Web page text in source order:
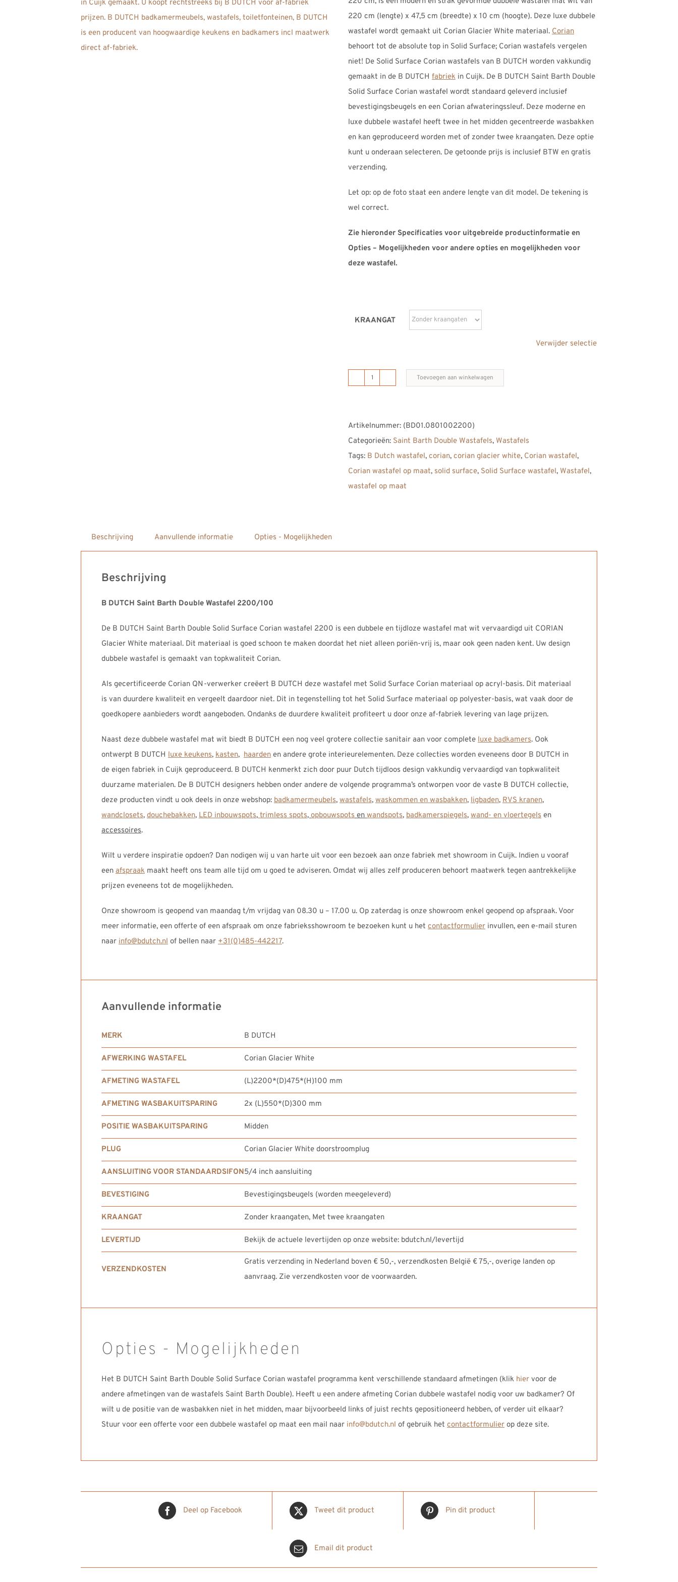
220 cm (lengte) x 47,5 cm (breedte) x 10 cm (hoogte). Deze luxe dubbele
wastafel wordt gemaakt uit Corian Glacier White materiaal. Corian
behoort tot de absolute top in Solid Surface; Corian wastafels vergelen
niet! De Solid Surface Corian wastafels van B DUTCH worden vakkundig
gemaakt in de B DUTCH fabriek in Cuijk. De B DUTCH Saint Barth Double
Solid Surface Corian wastafel wordt standaard geleverd inclusief
bevestigingsbeugels en een Corian afwateringssleuf. Deze moderne en
luxe dubbele wastafel heeft twee in het midden gecentreerde wasbakken
en kan geproduceerd worden met of zonder twee kraangaten. Deze optie
kunt u onderaan selecteren. De getoonde prijs is inclusief BTW en gratis
verzending.
Let op: op de foto staat een andere lengte van dit model. De tekening is
wel correct.
Zie hieronder Specificaties voor uitgebreide productinformatie en
Opties – Mogelijkheden voor andere opties en mogelijkheden voor
deze wastafel.
KRAANGAT
Verwijder selectie
B
Barth
Double
Solid
Surface
Corian
Toevoegen aan winkelwagen
Artikelnummer: (BD01.0801002200)
Categorieën: Saint Barth Double Wastafels, Wastafels
Tags: B Dutch wastafel, corian, corian glacier white, Corian wastafel,
Corian wastafel op maat, solid surface, Solid Surface wastafel, Wastafel,
wastafel op maat
Beschrijving Aanvullende informatie Opties - Mogelijkheden
Beschrijving
B DUTCH Saint Barth Double Wastafel 2200/100
De B DUTCH Saint Barth Double Solid Surface Corian wastafel 2200 is een dubbele en tijdloze wastafel mat wit vervaardigd uit CORIAN
Glacier White materiaal. Dit materiaal is goed schoon te maken doordat het niet alleen poriën-vrij is, maar ook geen naden kent. Uw design
dubbele wastafel is gemaakt van topkwaliteit Corian.
Als gecertificeerde Corian QN-verwerker creëert B DUTCH deze wastafel met Solid Surface Corian materiaal op acryl-basis. Dit materiaal
is van duurdere kwaliteit en vergeelt daardoor niet. Dit in tegenstelling tot het Solid Surface materiaal op polyester-basis, wat vaak door de
goedkopere aanbieders wordt aangeboden. Ondanks de duurdere kwaliteit profiteert u door onze af-fabriek levering van lage prijzen.
Naast deze dubbele wastafel mat wit biedt B DUTCH een nog veel grotere collectie sanitair aan voor complete luxe badkamers. Ook
ontwerpt B DUTCH luxe keukens, kasten, haarden en andere grote interieurelementen. Deze collecties worden eveneens door B DUTCH in
de eigen fabriek in Cuijk geproduceerd. B DUTCH kenmerkt zich door puur Dutch tijdloos design vakkundig vervaardigd van topkwaliteit
duurzame materialen. De B DUTCH designers hebben onder andere de volgende programma’s ontworpen voor de vaste B DUTCH collectie,
deze producten vindt u ook deels in onze webshop: badkamermeubels, wastafels, waskommen en wasbakken, ligbaden, RVS kranen,
wandclosets, douchebakken, LED inbouwspots,trimless spots,opbouwspotsenwandspots, badkamerspiegels, wand- en vloertegels en
accessoires.
Wilt u verdere inspiratie opdoen? Dan nodigen wij u van harte uit voor een bezoek aan onze fabriek met showroom in Cuijk. Indien u vooraf
een afspraak maakt heeft ons team alle tijd om u goed te adviseren. Omdat wij alles zelf produceren behoort maatwerk tegen aantrekkelijke
prijzen eveneens tot de mogelijkheden.
Onze showroom is geopend van maandag t/m vrijdag van 08.30 u – 17.00 u. Op zaterdag is onze showroom enkel geopend op afspraak. Voor
meer informatie, een offerte of een afspraak om onze fabrieksshowroom te bezoeken kunt u het contactformulier invullen, een e-mail sturen
naar info@bdutch.nl of bellen naar +31(0)485-442217.
Aanvullende informatie
MERK B DUTCH
AFWERKING WASTAFEL Corian Glacier White
AFMETING WASTAFEL (L)2200*(D)475*(H)100 mm
AFMETING WASBAKUITSPARING 2x (L)550*(D)300 mm
POSITIE WASBAKUITSPARING Midden
PLUG Corian Glacier White doorstroomplug
AANSLUITING VOOR STANDAARDSIFON5/4 inch aansluiting
BEVESTIGING Bevestigingsbeugels (worden meegeleverd)
KRAANGAT Zonder kraangaten, Met twee kraangaten
LEVERTIJD Bekijk de actuele levertijden op onze website: bdutch.nl/levertijd
VERZENDKOSTEN
Gratis verzending in Nederland boven € 50,-, verzendkosten België € 75,-, overige landen op
aanvraag. Zie verzendkosten voor de voorwaarden.
Opties - Mogelijkheden
Het B DUTCH Saint Barth Double Solid Surface Corian wastafel programma kent verschillende standaard afmetingen (klik hier voor de
andere afmetingen van de wastafels Saint Barth Double). Heeft u een andere afmeting Corian dubbele wastafel nodig voor uw badkamer? Of
wilt u de positie van de wasbakken niet in het midden, maar bijvoorbeeld links of juist rechts gepositioneerd hebben, of verder uit elkaar?
Stuur voor een offerte voor een dubbele wastafel op maat een mail naar info@bdutch.nl of gebruik het contactformulier op deze site.
Deel op Facebook Tweet dit product Pin dit product
Email dit product